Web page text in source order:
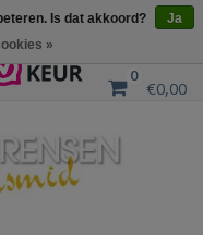
0
€0,00
Is dat akkoord?
Ja
»